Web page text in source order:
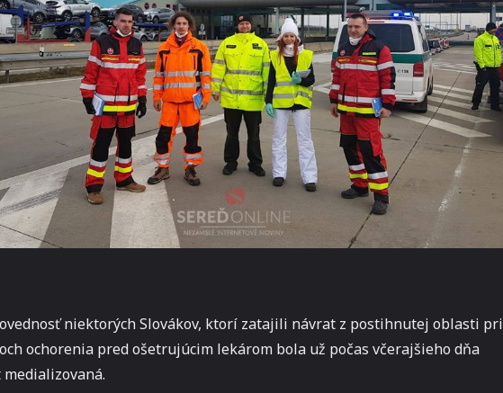
niektorých Slovákov, ktorí zatajili návrat z postihnutej oblasti pri
ochorenia pred ošetrujúcim lekárom bola už počas včerajšieho dňa